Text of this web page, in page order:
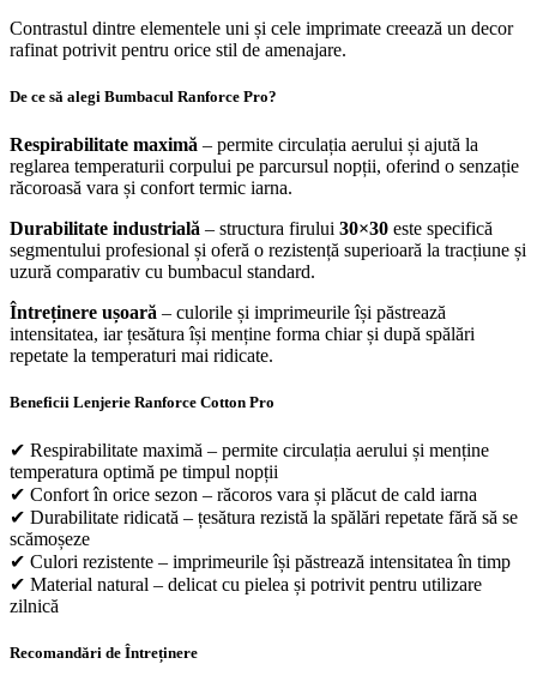
Contrastul dintre elementele uni și cele imprimate creează un decor
rafinat potrivit pentru orice stil de amenajare.
De ce să alegi Bumbacul Ranforce Pro?
Respirabilitate maximă – permite circulația aerului și ajută la
reglarea temperaturii corpului pe parcursul nopții, oferind o senzație
răcoroasă vara și confort termic iarna.
Durabilitate industrială – structura firului 30×30 este specifică
segmentului profesional și oferă o rezistență superioară la tracțiune și
uzură comparativ cu bumbacul standard.
Întreținere ușoară – culorile și imprimeurile își păstrează
intensitatea, iar țesătura își menține forma chiar și după spălări
repetate la temperaturi mai ridicate.
Beneficii Lenjerie Ranforce Cotton Pro
✔ Respirabilitate maximă – permite circulația aerului și menține
temperatura optimă pe timpul nopții
✔ Confort în orice sezon – răcoros vara și plăcut de cald iarna
✔ Durabilitate ridicată – țesătura rezistă la spălări repetate fără să se
scămoșeze
✔ Culori rezistente – imprimeurile își păstrează intensitatea în timp
✔ Material natural – delicat cu pielea și potrivit pentru utilizare
zilnică
Recomandări de Întreținere